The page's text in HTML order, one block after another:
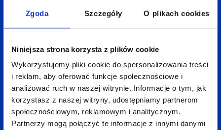
Zgoda Szczegóły O plikach cookies
Niniejsza strona korzysta z plików cookie
Wykorzystujemy pliki cookie do spersonalizowania treści
i reklam, aby oferować funkcje społecznościowe i
analizować ruch w naszej witrynie. Informacje o tym, jak
korzystasz z naszej witryny, udostępniamy partnerom
społecznościowym, reklamowym i analitycznym.
Partnerzy mogą połączyć te informacje z innymi danymi
Od tego momentu każdy ruch na stronie jest nagrywany. Wykonaj akcje,
które chcesz przetestować. Jeśli już wszystko wykonasz przejdź ponownie